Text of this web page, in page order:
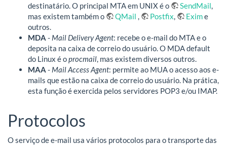
destinatário. O principal MTA em UNIX é o
SendMail,
mas existem também o
QMail , Postfix, Exime
outros.
MDA - Mail Delivery Agent: recebe o e-mail do MTA e o
deposita na caixa de correio do usuário. O MDA default
do Linux é oprocmail, mas existem diversos outros.
MAA - Mail Access Agent: permite ao MUA o acesso aos e-
mails que estão na caixa de correio do usuário. Na prática,
esta função é exercida pelos servidores POP3 e/ou IMAP.
Protocolos
O serviço de e-mail usa vários protocolos para o transporte das